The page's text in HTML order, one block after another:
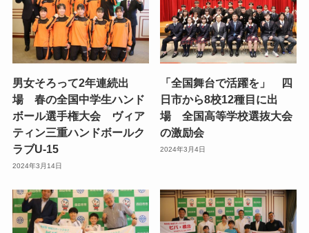
男女そろって2年連続出
場 春の全国中学生ハンド
ボール選手権大会 ヴィア
ティン三重ハンドボールク
ラブU-15
2024年3月14日
「全国舞台で活躍を」 四
日市から8校12種目に出
場 全国高等学校選抜大会
の激励会
2024年3月4日